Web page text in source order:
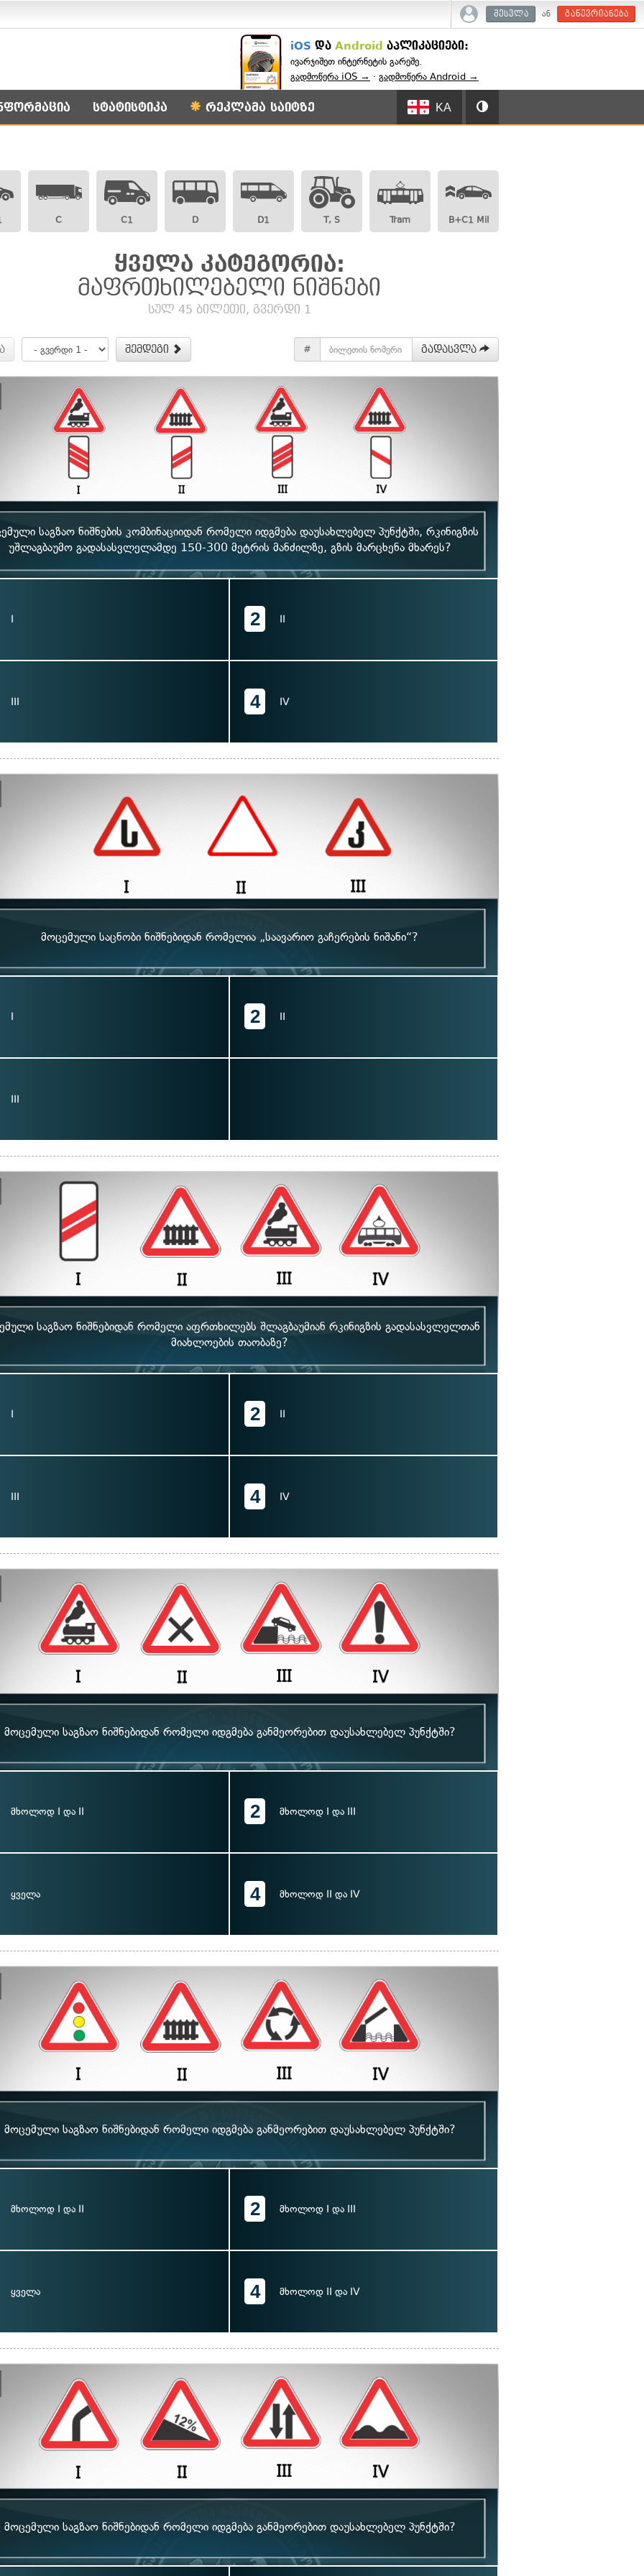
შესვლა ან გაწევრიანება
iOS და Android აპლიკაციები:
ივარჯიშეთ ინტერნეტის გარეშე.
გადმოწერა iOS → · გადმოწერა Android →
სტატისტიკა რეკლამა საიტზე KA
C C1 D D1 T, S Tram B+C1 Mil
ყველა კატეგორია:
მაფრთხილებელი ნიშნები
სულ 45 ბილეთი, გვერდი 1
შემდეგი # გადასვლა
საგზაო ნიშნების კომბინაციიდან რომელი იდგმება დაუსახლებელ პუნქტში, რკინიგზის
უშლაგბაუმო გადასასვლელამდე 150-300 მეტრის მანძილზე, გზის მარცხენა მხარეს?
I 2 II
III 4 IV
მოცემული საცნობი ნიშნებიდან რომელია „საავარიო გაჩერების ნიშანი“?
I 2 II
III
საგზაო ნიშნებიდან რომელი აფრთხილებს შლაგბაუმიან რკინიგზის გადასასვლელთან
მიახლოების თაობაზე?
I 2 II
III 4 IV
მოცემული საგზაო ნიშნებიდან რომელი იდგმება განმეორებით დაუსახლებელ პუნქტში?
მხოლოდ I და II 2 მხოლოდ I და III
ყველა 4 მხოლოდ II და IV
მოცემული საგზაო ნიშნებიდან რომელი იდგმება განმეორებით დაუსახლებელ პუნქტში?
მხოლოდ I და II 2 მხოლოდ I და III
ყველა 4 მხოლოდ II და IV
მოცემული საგზაო ნიშნებიდან რომელი იდგმება განმეორებით დაუსახლებელ პუნქტში?